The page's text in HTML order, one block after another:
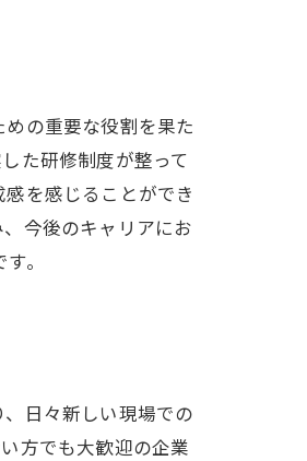
の重要な役割を果た
た研修制度が整って
を感じることができ
今後のキャリアにお
。
日々新しい現場での
方でも大歓迎の企業